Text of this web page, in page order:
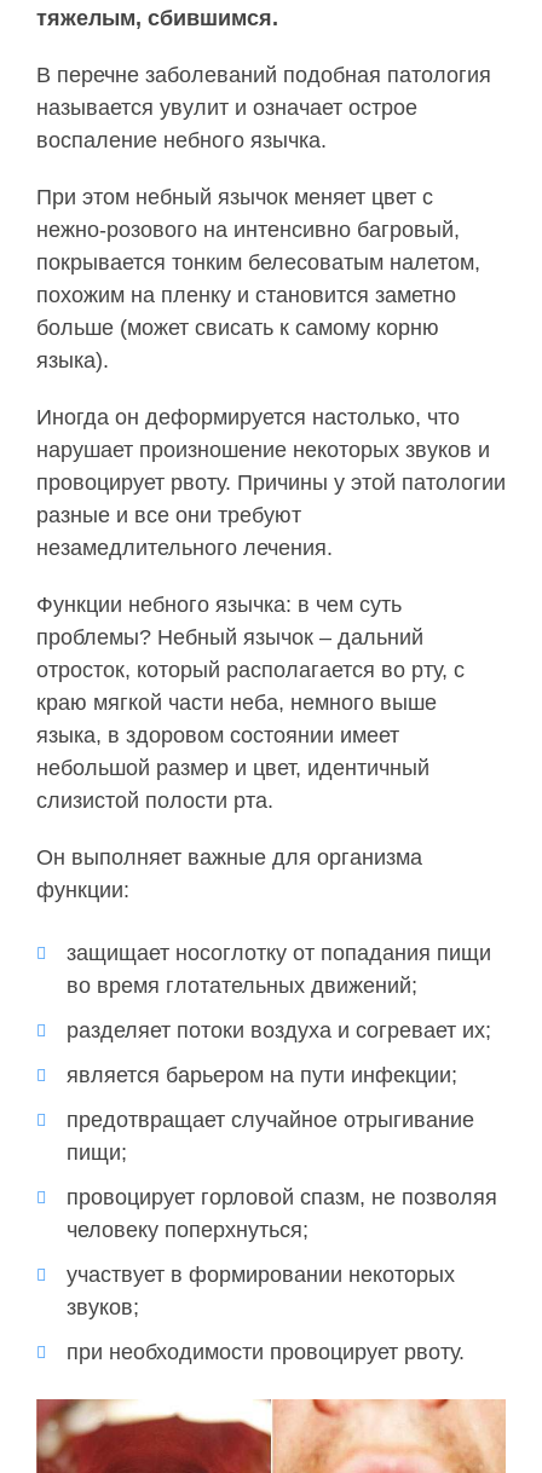
тяжелым, сбившимся.
В перечне заболеваний подобная патология
называется увулит и означает острое
воспаление небного язычка.
При этом небный язычок меняет цвет с
нежно-розового на интенсивно багровый,
покрывается тонким белесоватым налетом,
похожим на пленку и становится заметно
больше (может свисать к самому корню
языка).
Иногда он деформируется настолько, что
нарушает произношение некоторых звуков и
провоцирует рвоту. Причины у этой патологии
разные и все они требуют
незамедлительного лечения.
Функции небного язычка: в чем суть
проблемы? Небный язычок – дальний
отросток, который располагается во рту, с
краю мягкой части неба, немного выше
языка, в здоровом состоянии имеет
небольшой размер и цвет, идентичный
слизистой полости рта.
Он выполняет важные для организма
функции:
защищает носоглотку от попадания пищи
во время глотательных движений;
разделяет потоки воздуха и согревает их;
является барьером на пути инфекции;
предотвращает случайное отрыгивание
пищи;
провоцирует горловой спазм, не позволяя
человеку поперхнуться;
участвует в формировании некоторых
звуков;
при необходимости провоцирует рвоту.